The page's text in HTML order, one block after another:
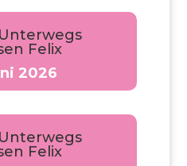
Felix
2026
Felix